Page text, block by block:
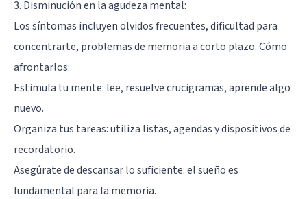
3. Disminución en la agudeza mental:
Los síntomas incluyen olvidos frecuentes, dificultad para
concentrarte, problemas de memoria a corto plazo. Cómo
afrontarlos:
Estimula tu mente: lee, resuelve crucigramas, aprende algo
nuevo.
Organiza tus tareas: utiliza listas, agendas y dispositivos de
recordatorio.
Asegúrate de descansar lo suficiente: el sueño es
fundamental para la memoria.